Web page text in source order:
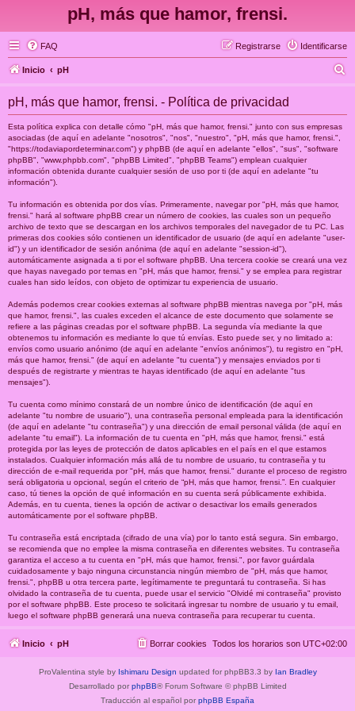
pH, más que hamor, frensi.
FAQ Identificarse
Registrarse
Inicio pH
pH, más que hamor, frensi. - Política de privacidad
Esta política explica con detalle cómo "pH, más que hamor, frensi." junto con sus empresas
asociadas (de aquí en adelante "nosotros", "nos", "nuestro", "pH, más que hamor, frensi.",
"https://todaviapordeterminar.com") y phpBB (de aquí en adelante "ellos", "sus", "software
phpBB", "www.phpbb.com", "phpBB Limited", "phpBB Teams") emplean cualquier
información obtenida durante cualquier sesión de uso por ti (de aquí en adelante "tu
información").
Tu información es obtenida por dos vías. Primeramente, navegar por "pH, más que hamor,
frensi." hará al software phpBB crear un número de cookies, las cuales son un pequeño
archivo de texto que se descargan en los archivos temporales del navegador de tu PC. Las
primeras dos cookies sólo contienen un identificador de usuario (de aquí en adelante "user-
id") y un identificador de sesión anónima (de aquí en adelante "session-id"),
automáticamente asignada a ti por el software phpBB. Una tercera cookie se creará una vez
que hayas navegado por temas en "pH, más que hamor, frensi." y se emplea para registrar
cuales han sido leídos, con objeto de optimizar tu experiencia de usuario.
Además podemos crear cookies externas al software phpBB mientras navega por "pH, más
que hamor, frensi.", las cuales exceden el alcance de este documento que solamente se
refiere a las páginas creadas por el software phpBB. La segunda vía mediante la que
obtenemos tu información es mediante lo que tú envías. Esto puede ser, y no limitado a:
envíos como usuario anónimo (de aquí en adelante "envíos anónimos"), tu registro en "pH,
más que hamor, frensi." (de aquí en adelante "tu cuenta") y mensajes enviados por ti
después de registrarte y mientras te hayas identificado (de aquí en adelante "tus
mensajes").
Tu cuenta como mínimo constará de un nombre único de identificación (de aquí en
adelante "tu nombre de usuario"), una contraseña personal empleada para la identificación
(de aquí en adelante "tu contraseña") y una dirección de email personal válida (de aquí en
adelante "tu email"). La información de tu cuenta en "pH, más que hamor, frensi." está
protegida por las leyes de protección de datos aplicables en el país en el que estamos
instalados. Cualquier información más allá de tu nombre de usuario, tu contraseña y tu
dirección de e-mail requerida por "pH, más que hamor, frensi." durante el proceso de registro
será obligatoria u opcional, según el criterio de “pH, más que hamor, frensi.”. En cualquier
caso, tú tienes la opción de qué información en su cuenta será públicamente exhibida.
Además, en tu cuenta, tienes la opción de activar o desactivar los emails generados
automáticamente por el software phpBB.
Tu contraseña está encriptada (cifrado de una vía) por lo tanto está segura. Sin embargo,
se recomienda que no emplee la misma contraseña en diferentes websites. Tu contraseña
garantiza el acceso a tu cuenta en "pH, más que hamor, frensi.", por favor guárdala
cuidadosamente y bajo ninguna circunstancia ningún miembro de "pH, más que hamor,
frensi.", phpBB u otra tercera parte, legítimamente te preguntará tu contraseña. Si has
olvidado la contraseña de tu cuenta, puede usar el servicio "Olvidé mi contraseña" provisto
por el software phpBB. Este proceso te solicitará ingresar tu nombre de usuario y tu email,
luego el software phpBB generará una nueva contraseña para recuperar tu cuenta.
Inicio pH Todos los horarios son UTC+02:00
Borrar cookies
ProValentina style by Ishimaru Design updated for phpBB3.3 by Ian Bradley
Desarrollado por phpBB® Forum Software © phpBB Limited
Traducción al español por phpBB España